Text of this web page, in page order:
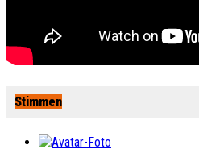
Stimmen